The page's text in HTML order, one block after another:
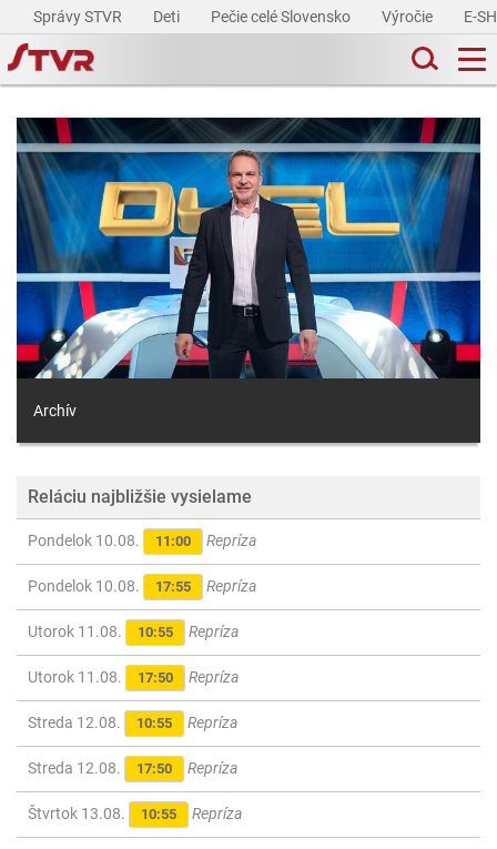
Správy STVR Deti Pečie celé Slovensko Výročie E-
Archív
Reláciu najbližšie vysielame
Pondelok 10.08. 11:00 Repríza
Pondelok 10.08. 17:55 Repríza
Utorok 11.08. 10:55 Repríza
Utorok 11.08. 17:50 Repríza
Streda 12.08. 10:55 Repríza
Streda 12.08. 17:50 Repríza
Štvrtok 13.08. 10:55 Repríza